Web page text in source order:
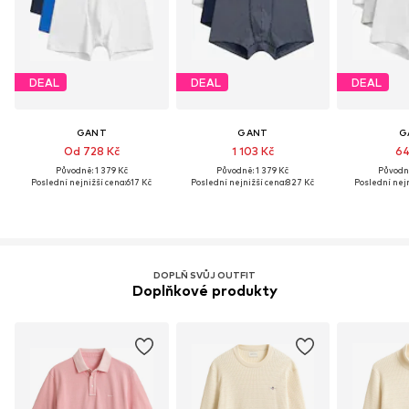
DEAL
GANT
Od 728 Kč
Původně: 1 379 Kč
Poslední nejnižší cena:617 Kč
DEAL
GANT
1 103 Kč
Původně: 1 379 Kč
Poslední nejnižší cena:827 Kč
DEAL
Poslední
DOPLŇ SVŮJ OUTFIT
Doplňkové produkty